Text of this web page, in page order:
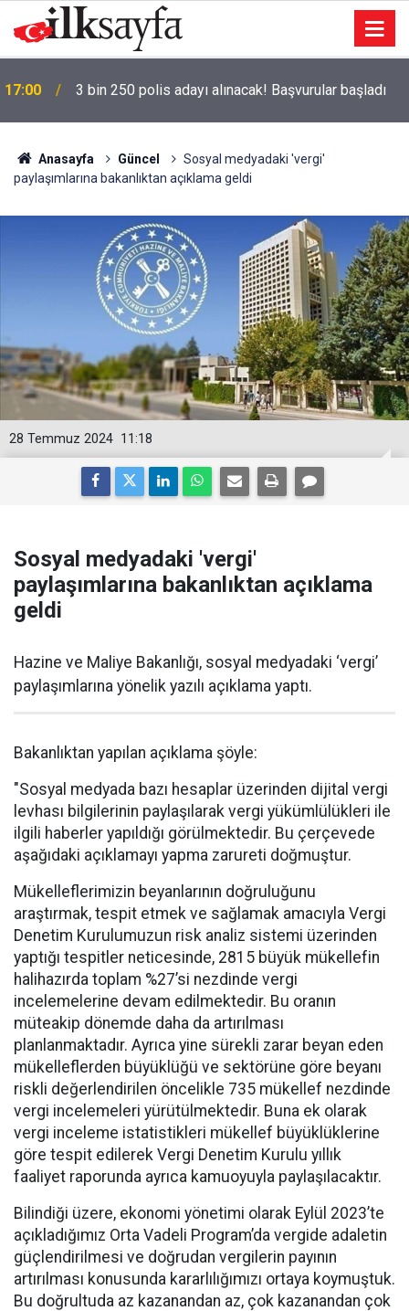
17:00 3 bin 250 polis adayı alınacak! Başvurular başladı
Anasayfa Güncel
Sosyal medyadaki 'vergi'
paylaşımlarına bakanlıktan açıklama geldi
11:18
28 Temmuz 2024
Sosyal medyadaki 'vergi'
paylaşımlarına bakanlıktan açıklama
geldi
Hazine ve Maliye Bakanlığı, sosyal medyadaki ‘vergi’
paylaşımlarına yönelik yazılı açıklama yaptı.
Bakanlıktan yapılan açıklama şöyle:
"Sosyal medyada bazı hesaplar üzerinden dijital vergi
levhası bilgilerinin paylaşılarak vergi yükümlülükleri ile
ilgili haberler yapıldığı görülmektedir. Bu çerçevede
aşağıdaki açıklamayı yapma zarureti doğmuştur.
Mükelleflerimizin beyanlarının doğruluğunu
araştırmak, tespit etmek ve sağlamak amacıyla Vergi
Denetim Kurulumuzun risk analiz sistemi üzerinden
yaptığı tespitler neticesinde, 2815 büyük mükellefin
halihazırda toplam %27’si nezdinde vergi
incelemelerine devam edilmektedir. Bu oranın
müteakip dönemde daha da artırılması
planlanmaktadır. Ayrıca yine sürekli zarar beyan eden
mükelleflerden büyüklüğü ve sektörüne göre beyanı
riskli değerlendirilen öncelikle 735 mükellef nezdinde
vergi incelemeleri yürütülmektedir. Buna ek olarak
vergi inceleme istatistikleri mükellef büyüklüklerine
göre tespit edilerek Vergi Denetim Kurulu yıllık
faaliyet raporunda ayrıca kamuoyuyla paylaşılacaktır.
Bilindiği üzere, ekonomi yönetimi olarak Eylül 2023’te
açıkladığımız Orta Vadeli Program’da vergide adaletin
güçlendirilmesi ve doğrudan vergilerin payının
artırılması konusunda kararlılığımızı ortaya koymuştuk.
Bu doğrultuda az kazanandan az, çok kazanandan çok